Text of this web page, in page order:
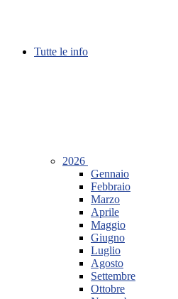
Tutte le info
2026
Gennaio
Febbraio
Marzo
Aprile
Maggio
Giugno
Luglio
Agosto
Settembre
Ottobre